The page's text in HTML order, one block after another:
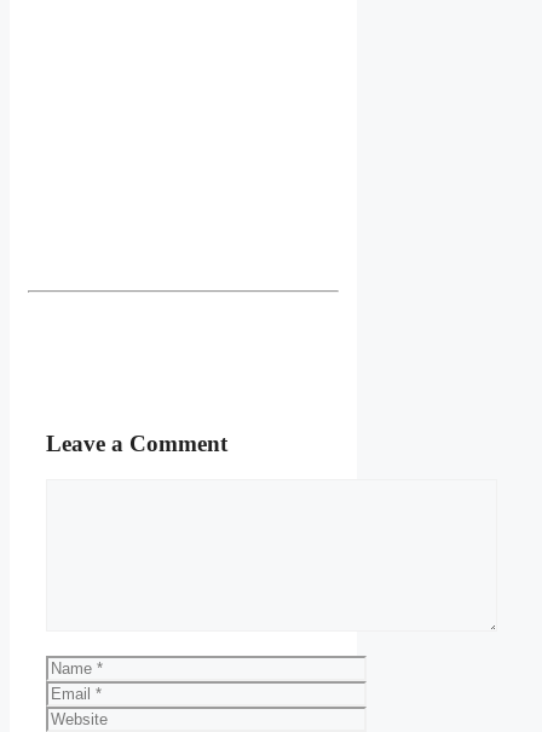
Leave a Comment
Name
Email
Website